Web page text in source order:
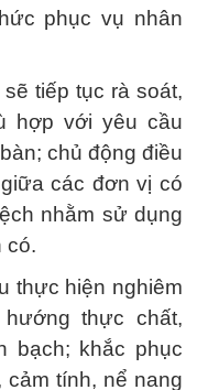
phục vụ nhân
tiếp tục rà soát,
hợp với yêu cầu
chủ động điều
các đơn vị có
nhằm sử dụng
có.
thực hiện nghiêm
thực chất,
bạch; khắc phục
tính, nể nang